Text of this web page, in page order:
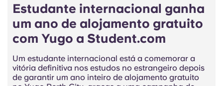
Estudante internacional ganha
um ano de alojamento gratuito
com Yugo a Student.com
Um estudante internacional está a comemorar a
vitória definitiva nos estudos no estrangeiro depois
de garantir um ano inteiro de alojamento gratuito